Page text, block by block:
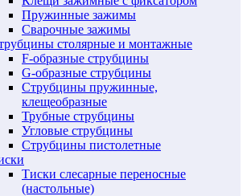
Пружинные зажимы
Сварочные зажимы
столярные и монтажные
F-образные струбцины
G-образные струбцины
Струбцины пружинные,
клещеобразные
Трубные струбцины
Угловые струбцины
Струбцины пистолетные
Тиски слесарные переносные
(настольные)